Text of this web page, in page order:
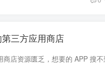
三方应用商店